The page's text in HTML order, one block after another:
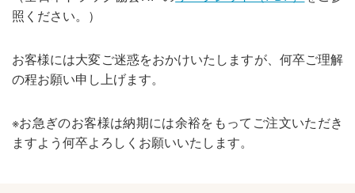
照ください。）
お客様には大変ご迷惑をおかけいたしますが、何卒ご理解
の程お願い申し上げます。
※お急ぎのお客様は納期には余裕をもってご注文いただき
ますよう何卒よろしくお願いいたします。